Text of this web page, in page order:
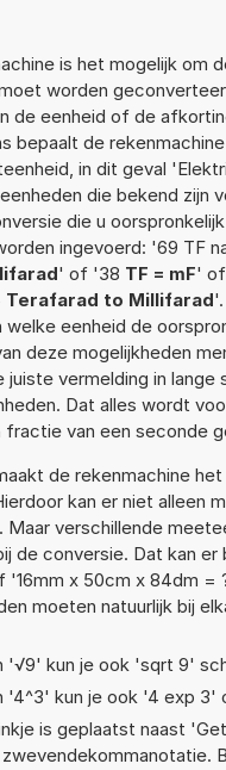
is het mogelijk om
worden
de eenheid of de
bepaalt de
in dit geval
die bekend zijn
die u
ingevoerd: '69 TF
' of '38 TF = mF'
Terafarad to Millifarad
welke eenheid de
deze mogelijkheden
juiste vermelding in
Dat alles wordt
van een seconde
de rekenmachine
kan er niet alleen
Maar verschillende
de conversie. Dat kan
'16mm x 50cm x 84dm =
moeten natuurlijk bij
'√9' kun je ook 'sqrt 9'
'4^3' kun je ook '4 exp
is geplaatst naast